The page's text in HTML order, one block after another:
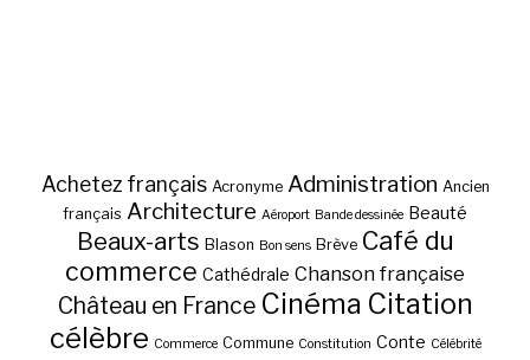
Achetez français Acronyme Administration Ancien
français Architecture Aéroport Bande dessinée Beauté
Beaux-arts Blason Bon sens Brève Café du
commerce Cathédrale Chanson française
Château en France Cinéma Citation
célèbre Commerce Commune Constitution Conte Célébrité